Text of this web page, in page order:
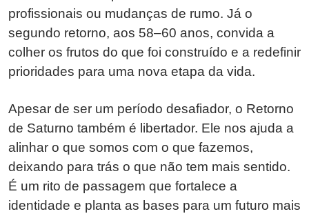
profissionais ou mudanças de rumo. Já o
segundo retorno, aos 58–60 anos, convida a
colher os frutos do que foi construído e a redefinir
prioridades para uma nova etapa da vida.
Apesar de ser um período desafiador, o Retorno
de Saturno também é libertador. Ele nos ajuda a
alinhar o que somos com o que fazemos,
deixando para trás o que não tem mais sentido.
É um rito de passagem que fortalece a
identidade e planta as bases para um futuro mais